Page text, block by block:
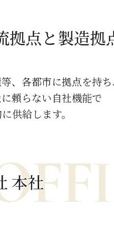
拠点と製造拠
、 各都市に拠点を持ち
頼らない自社機能で
供給します。
本社